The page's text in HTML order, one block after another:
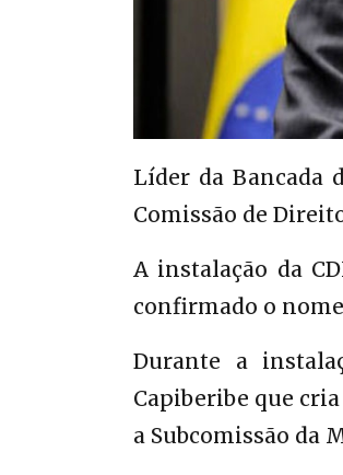
Líder da Bancada
Comissão de
A instalação da
confirmado o
Durante a
Capiberibe que
a Subcomissão da